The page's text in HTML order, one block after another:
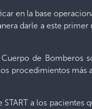
en la base
darle a este primer
de Bomberos
procedimientos más
a los pacientes